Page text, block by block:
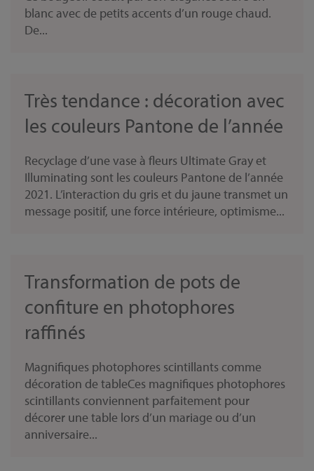
blanc avec de petits accents d’un rouge chaud.
De...
Très tendance : décoration avec
les couleurs Pantone de l’année
Recyclage d’une vase à fleurs Ultimate Gray et
Illuminating sont les couleurs Pantone de l’année
2021. L’interaction du gris et du jaune transmet un
message positif, une force intérieure, optimisme...
Transformation de pots de
confiture en photophores
raffinés
Magnifiques photophores scintillants comme
décoration de tableCes magnifiques photophores
scintillants conviennent parfaitement pour
décorer une table lors d’un mariage ou d’un
anniversaire...